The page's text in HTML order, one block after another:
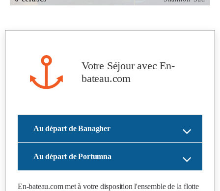
Votre Séjour avecEn-
bateau.com
Au départ de Banagher
Au départ de Portumna
En-bateau.commet à votre disposition l'ensemble de la flotte